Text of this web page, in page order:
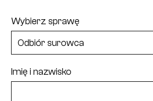
Wybierz sprawę
Imię i nazwisko